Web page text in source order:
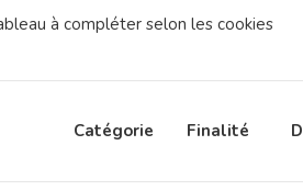
à compléter selon les cookies
Catégorie Finalité